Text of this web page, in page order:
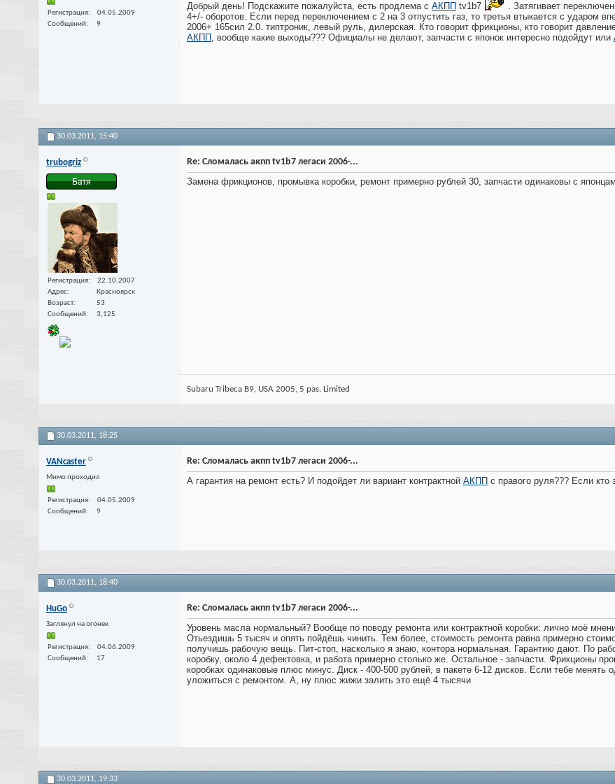
Регистрация
04.05.2009
Сообщений
9
Добрый день! Подскажите пожалуйста, есть продлема с АКПП tv1b7
. Затягивает
4+/- оборотов. Если перед переключением с 2 на 3 отпустить газ, то третья втыкается с ударом
2006+ 165сил 2.0. типтроник, левый руль, дилерская. Кто говорит фрикционы, кто говорит
АКПП , вообще какие выходы??? Официалы не делают, запчасти с японок интересно подойдут или
30.03.2011, 15:40
trubogriz
Регистрация
22.10.2007
Адрес
Красноярск
Возраст
53
Сообщений
3,125
Re: Сломалась акпп tv1b7 легаси 2006-...
Замена фрикционов, промывка коробки, ремонт примерно рублей 30, запчасти одинаковы с
Subaru Tribeca B9, USA 2005, 5 pas. Limited
30.03.2011, 18:25
VANcaster
Мимо проходил
Регистрация
04.05.2009
Сообщений
9
Re: Сломалась акпп tv1b7 легаси 2006-...
А гарантия на ремонт есть? И подойдет ли вариант контрактной АКПП с правого руля??? Если кто
30.03.2011, 18:40
HuGo
Заглянул на огонек
Регистрация
04.06.2009
Сообщений
17
Re: Сломалась акпп tv1b7 легаси 2006-...
Уровень масла нормальный? Вообще по поводу ремонта или контрактной коробки: лично моё
Отьездишь 5 тысяч и опять пойдёшь чинить. Тем более, стоимость ремонта равна примерно
получишь рабочую вещь. Пит-стоп, насколько я знаю, контора нормальная. Гарантию дают. По
коробку, около 4 дефектовка, и работа примерно столько же. Остальное - запчасти. Фрикционы
коробках одинаковые плюс минус. Диск - 400-500 рублей, в пакете 6-12 дисков. Если тебе
уложиться с ремонтом. А, ну плюс жижи залить это ещё 4 тысячи
30.03.2011, 19:33